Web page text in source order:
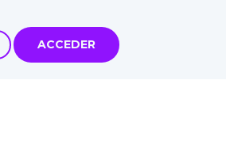
ACCEDER